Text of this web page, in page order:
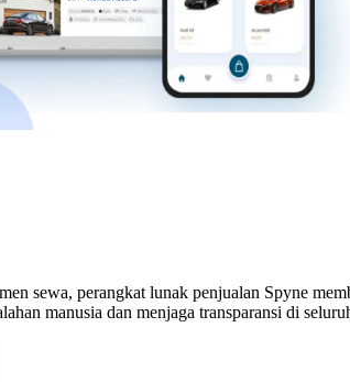
sewa, perangkat lunak penjualan Spyne
manusia dan menjaga transparansi di